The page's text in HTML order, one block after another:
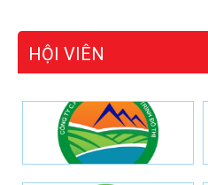
HỘI VIÊN